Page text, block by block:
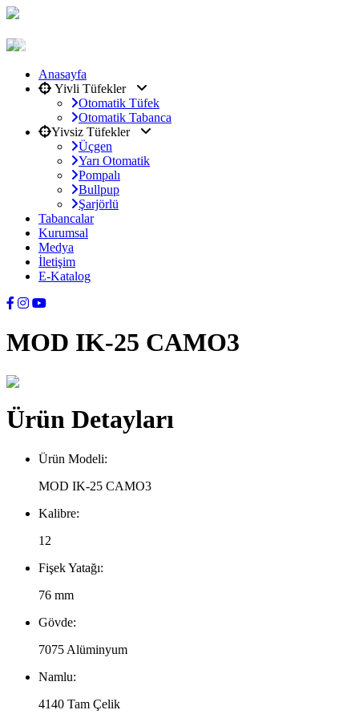
Anasayfa
Yivli Tüfekler
Otomatik Tüfek
Otomatik Tabanca
Yivsiz Tüfekler
Üçgen
Yarı Otomatik
Pompalı
Bullpup
Şarjörlü
Tabancalar
Kurumsal
Medya
İletişim
E-Katalog
MOD IK-25 CAMO3
Ürün Detayları
Ürün Modeli:
MOD IK-25 CAMO3
Kalibre:
12
Fişek Yatağı:
76 mm
Gövde:
7075 Alüminyum
Namlu:
4140 Tam Çelik